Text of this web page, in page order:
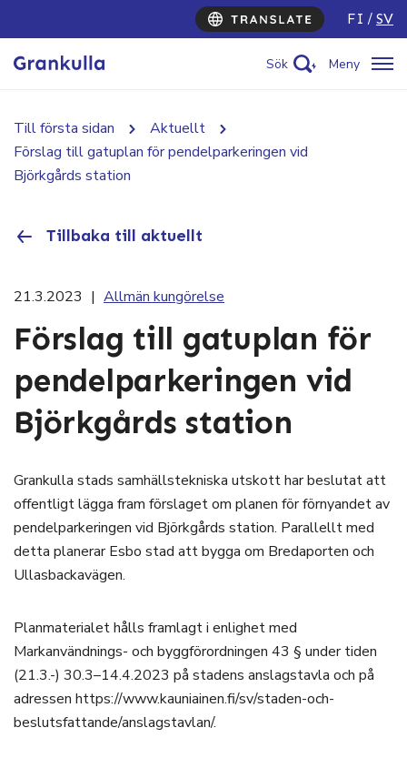
FI SV
Sök Meny
Till första sidan
Aktuellt
Förslag till gatuplan för pendelparkeringen vid
Björkgårds station
Tillbaka till aktuellt
21.3.2023 | Allmän kungörelse
Förslag till gatuplan för
pendelparkeringen vid
Björkgårds station
Grankulla stads samhällstekniska utskott har beslutat att
offentligt lägga fram förslaget om planen för förnyandet av
pendelparkeringen vid Björkgårds station. Parallellt med
detta planerar Esbo stad att bygga om Bredaporten och
Ullasbackavägen.
Planmaterialet hålls framlagt i enlighet med
Markanvändnings- och byggförordningen 43 § under tiden
(21.3.-) 30.3–14.4.2023 på stadens anslagstavla och på
adressen https://www.kauniainen.fi/sv/staden-och-
beslutsfattande/anslagstavlan/.